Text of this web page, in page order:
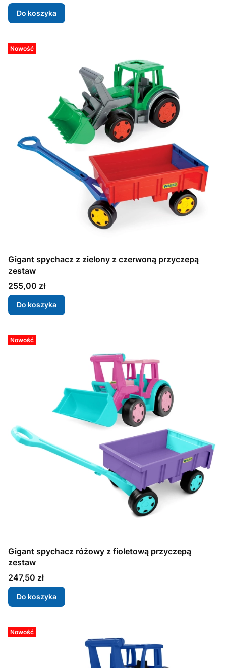
Do koszyka
Nowość
Gigant spychacz z zielony z czerwoną przyczepą
zestaw
Cena
255,00 zł
Do koszyka
Nowość
Gigant spychacz różowy z fioletową przyczepą
zestaw
Cena
247,50 zł
Do koszyka
Nowość